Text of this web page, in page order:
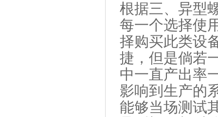
根据三、异型
每一个选择使
择购买此类设
捷，但是倘若
中一直产出率
影响到生产的
能够当场测试